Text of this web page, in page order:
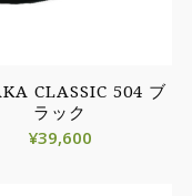
CLASSIC 504 ブ
ラック
¥39,600